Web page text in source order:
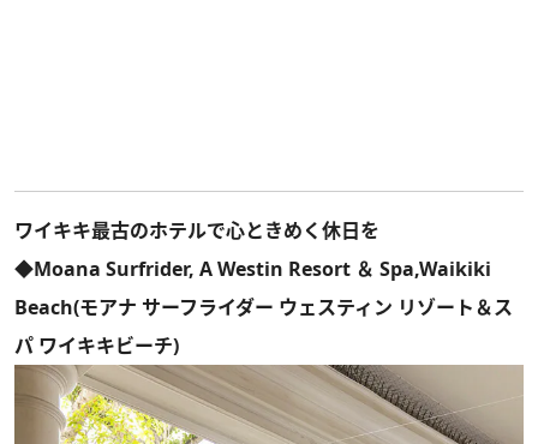
ワイキキ最古のホテルで心ときめく休日を
◆Moana Surfrider, A Westin Resort ＆ Spa,Waikiki
Beach(モアナ サーフライダー ウェスティン リゾート＆ス
パ ワイキキビーチ)